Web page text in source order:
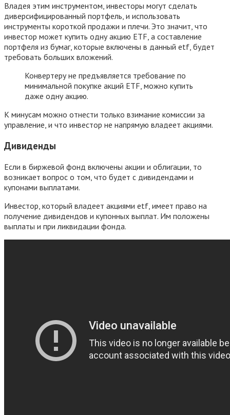
Владея этим инструментом, инвесторы могут сделать
диверсифицированный портфель, и использовать
инструменты короткой продажи и плечи. Это значит, что
инвестор может купить одну акцию ETF, а составление
портфеля из бумаг, которые включены в данный etf, будет
требовать больших вложений.
Конвертеру не предъявляется требование по
минимальной покупке акций ETF, можно купить
даже одну акцию.
К минусам можно отнести только взимание комиссии за
управление, и что инвестор не напрямую владеет акциями.
Дивиденды
Если в биржевой фонд включены акции и облигации, то
возникает вопрос о том, что будет с дивидендами и
купонами выплатами.
Инвестор, который владеет акциями etf, имеет право на
получение дивидендов и купонных выплат. Им положены
выплаты и при ликвидации фонда.